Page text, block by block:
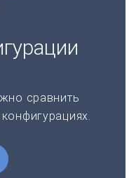
сравнить